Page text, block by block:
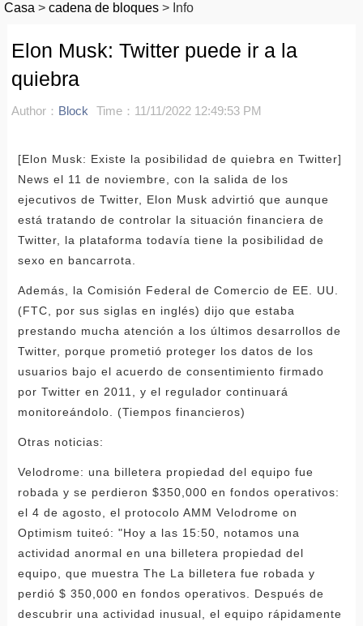
Casa > cadena de bloques > Info
Elon Musk: Twitter puede ir a la
quiebra
Author： Block Time：11/11/2022 12:49:53 PM
[Elon Musk: Existe la posibilidad de quiebra en Twitter]
News el 11 de noviembre, con la salida de los
ejecutivos de Twitter, Elon Musk advirtió que aunque
está tratando de controlar la situación financiera de
Twitter, la plataforma todavía tiene la posibilidad de
sexo en bancarrota.
Además, la Comisión Federal de Comercio de EE. UU.
(FTC, por sus siglas en inglés) dijo que estaba
prestando mucha atención a los últimos desarrollos de
Twitter, porque prometió proteger los datos de los
usuarios bajo el acuerdo de consentimiento firmado
por Twitter en 2011, y el regulador continuará
monitoreándolo. (Tiempos financieros)
Otras noticias:
Velodrome: una billetera propiedad del equipo fue
robada y se perdieron $350,000 en fondos operativos:
el 4 de agosto, el protocolo AMM Velodrome on
Optimism tuiteó: "Hoy a las 15:50, notamos una
actividad anormal en una billetera propiedad del
equipo, que muestra The La billetera fue robada y
perdió $ 350,000 en fondos operativos. Después de
descubrir una actividad inusual, el equipo rápidamente